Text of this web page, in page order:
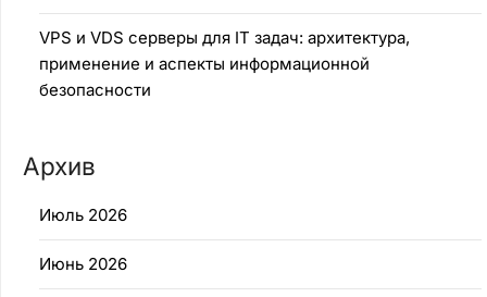
VPS и VDS серверы для IT задач: архитектура,
применение и аспекты информационной
безопасности
Архив
Июль 2026
Июнь 2026